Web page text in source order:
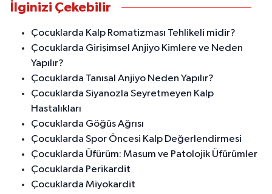
İlginizi Çekebilir
Çocuklarda Kalp Romatizması Tehlikeli midir?
Çocuklarda Girişimsel Anjiyo Kimlere ve Neden
Yapılır?
Çocuklarda Tanısal Anjiyo Neden Yapılır?
Çocuklarda Siyanozla Seyretmeyen Kalp
Hastalıkları
Çocuklarda Göğüs Ağrısı
Çocuklarda Spor Öncesi Kalp Değerlendirmesi
Çocuklarda Üfürüm: Masum ve Patolojik Üfürümler
Çocuklarda Perikardit
Çocuklarda Miyokardit